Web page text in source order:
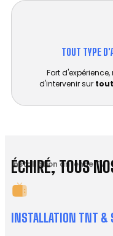
TOUT TYPE
Fort
d'intervenir sur
Installation antenne TV-
ÉCHIRÉ, TOUS
INSTALLATION TNT &